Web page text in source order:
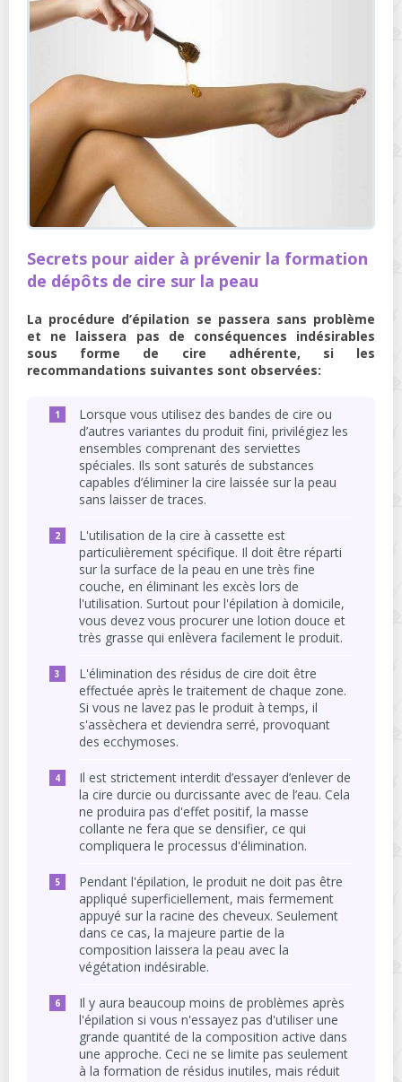
Secrets pour aider à prévenir la formation
de dépôts de cire sur la peau
La procédure d’épilation se passera sans problème
et ne laissera pas de conséquences indésirables
sous forme de cire adhérente, si les
recommandations suivantes sont observées:
Lorsque vous utilisez des bandes de cire ou
d’autres variantes du produit fini, privilégiez les
ensembles comprenant des serviettes
spéciales. Ils sont saturés de substances
capables d’éliminer la cire laissée sur la peau
sans laisser de traces.
L'utilisation de la cire à cassette est
particulièrement spécifique. Il doit être réparti
sur la surface de la peau en une très fine
couche, en éliminant les excès lors de
l'utilisation. Surtout pour l'épilation à domicile,
vous devez vous procurer une lotion douce et
très grasse qui enlèvera facilement le produit.
L'élimination des résidus de cire doit être
effectuée après le traitement de chaque zone.
Si vous ne lavez pas le produit à temps, il
s'assèchera et deviendra serré, provoquant
des ecchymoses.
Il est strictement interdit d’essayer d’enlever de
la cire durcie ou durcissante avec de l’eau. Cela
ne produira pas d'effet positif, la masse
collante ne fera que se densifier, ce qui
compliquera le processus d'élimination.
Pendant l'épilation, le produit ne doit pas être
appliqué superficiellement, mais fermement
appuyé sur la racine des cheveux. Seulement
dans ce cas, la majeure partie de la
composition laissera la peau avec la
végétation indésirable.
Il y aura beaucoup moins de problèmes après
l'épilation si vous n'essayez pas d'utiliser une
grande quantité de la composition active dans
une approche. Ceci ne se limite pas seulement
à la formation de résidus inutiles, mais réduit